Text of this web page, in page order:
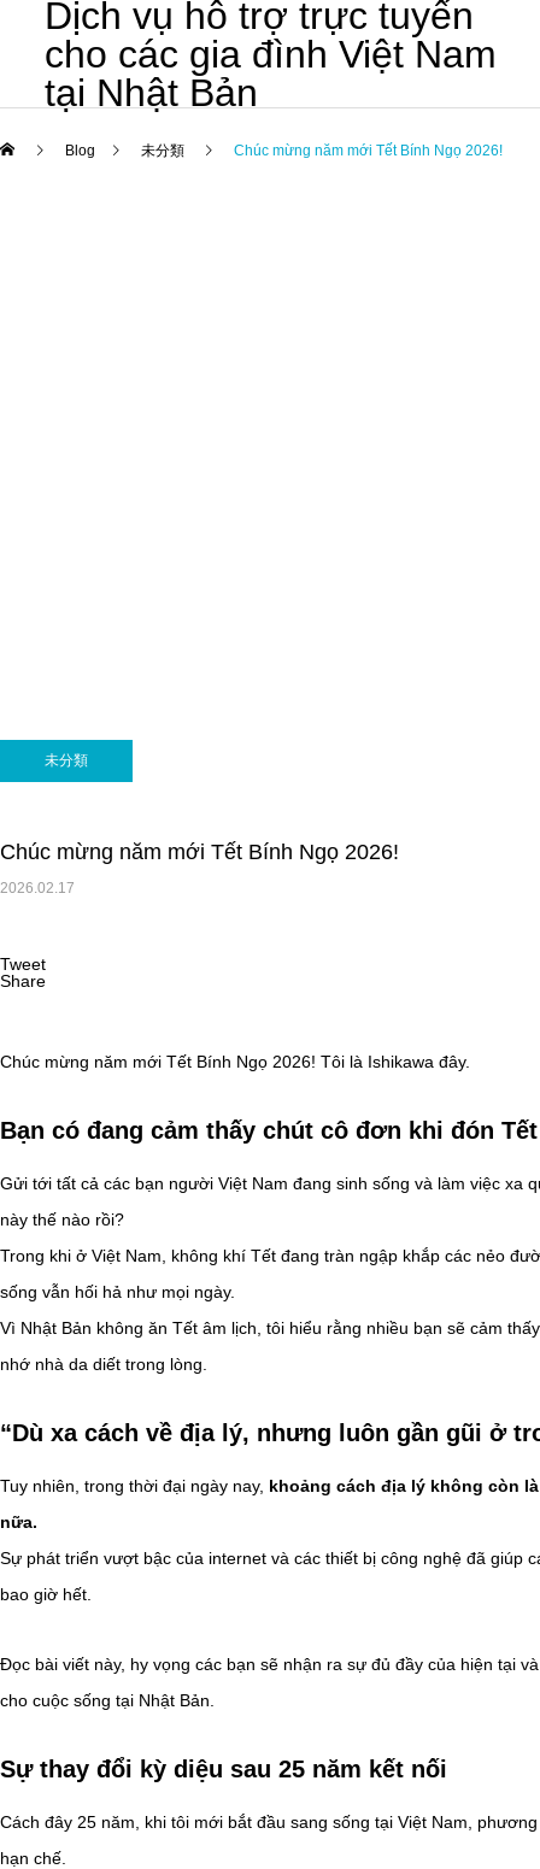
Dịch vụ hỗ trợ trực tuyến
cho các gia đình Việt Nam
tại Nhật Bản
Blog 未分類 Chúc mừng năm mới Tết Bính Ngọ 2026!
未分類
Chúc mừng năm mới Tết Bính Ngọ 2026!
2026.02.17
Tweet
Share
Chúc mừng năm mới Tết Bính Ngọ 2026! Tôi là Ishikawa đây.
Bạn có đang cảm thấy chút cô đơn khi đón
Gửi tới tất cả các bạn người Việt Nam đang sinh sống và làm việc xa
này thế nào rồi?
Trong khi ở Việt Nam, không khí Tết đang tràn ngập khắp các nẻo
sống vẫn hối hả như mọi ngày.
Vì Nhật Bản không ăn Tết âm lịch, tôi hiểu rằng nhiều bạn sẽ cảm
nhớ nhà da diết trong lòng.
“Dù xa cách về địa lý, nhưng luôn gần gũi ở
Tuy nhiên, trong thời đại ngày nay, khoảng cách địa lý không còn
nữa.
Sự phát triển vượt bậc của internet và các thiết bị công nghệ đã giúp
bao giờ hết.
Đọc bài viết này, hy vọng các bạn sẽ nhận ra sự đủ đầy của hiện tại
cho cuộc sống tại Nhật Bản.
Sự thay đổi kỳ diệu sau 25 năm kết nối
Cách đây 25 năm, khi tôi mới bắt đầu sang sống tại Việt Nam,
hạn chế.